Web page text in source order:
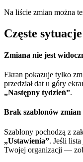
Na liście zmian można
Częste sytuacje
Zmiana nie jest
Ekran pokazuje tylko
przedział dat u góry
„Następny tydzień”.
Brak szablonów
Szablony pochodzą z
„Ustawienia”. Jeśli
Twojej organizacji —